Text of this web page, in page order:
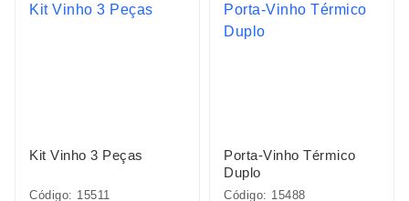
Kit Vinho 3 Peças
Código: 15511
Porta-Vinho Térmico
Duplo
Código: 15488